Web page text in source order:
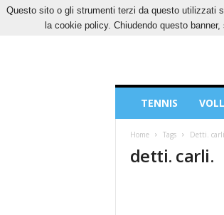
VENERDÌ, 7 AGOSTO 2026
Sport
TENNIS
Home Tags Detti.
detti. carli.
Questo sito o gli strumenti terzi da questo utilizzati
la cookie policy. Chiudendo questo